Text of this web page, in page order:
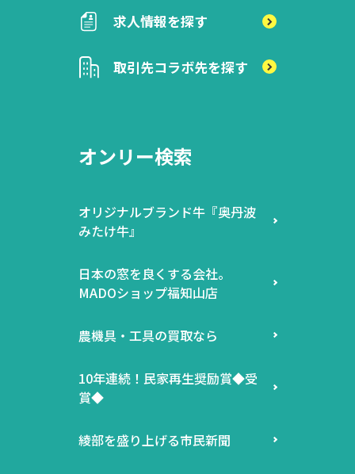
求人情報を探す
取引先コラボ先を探す
オンリー検索
オリジナルブランド牛『奥丹波
みたけ牛』
日本の窓を良くする会社。
MADOショップ福知山店
農機具・工具の買取なら
10年連続！民家再生奨励賞◆受
賞◆
綾部を盛り上げる市民新聞